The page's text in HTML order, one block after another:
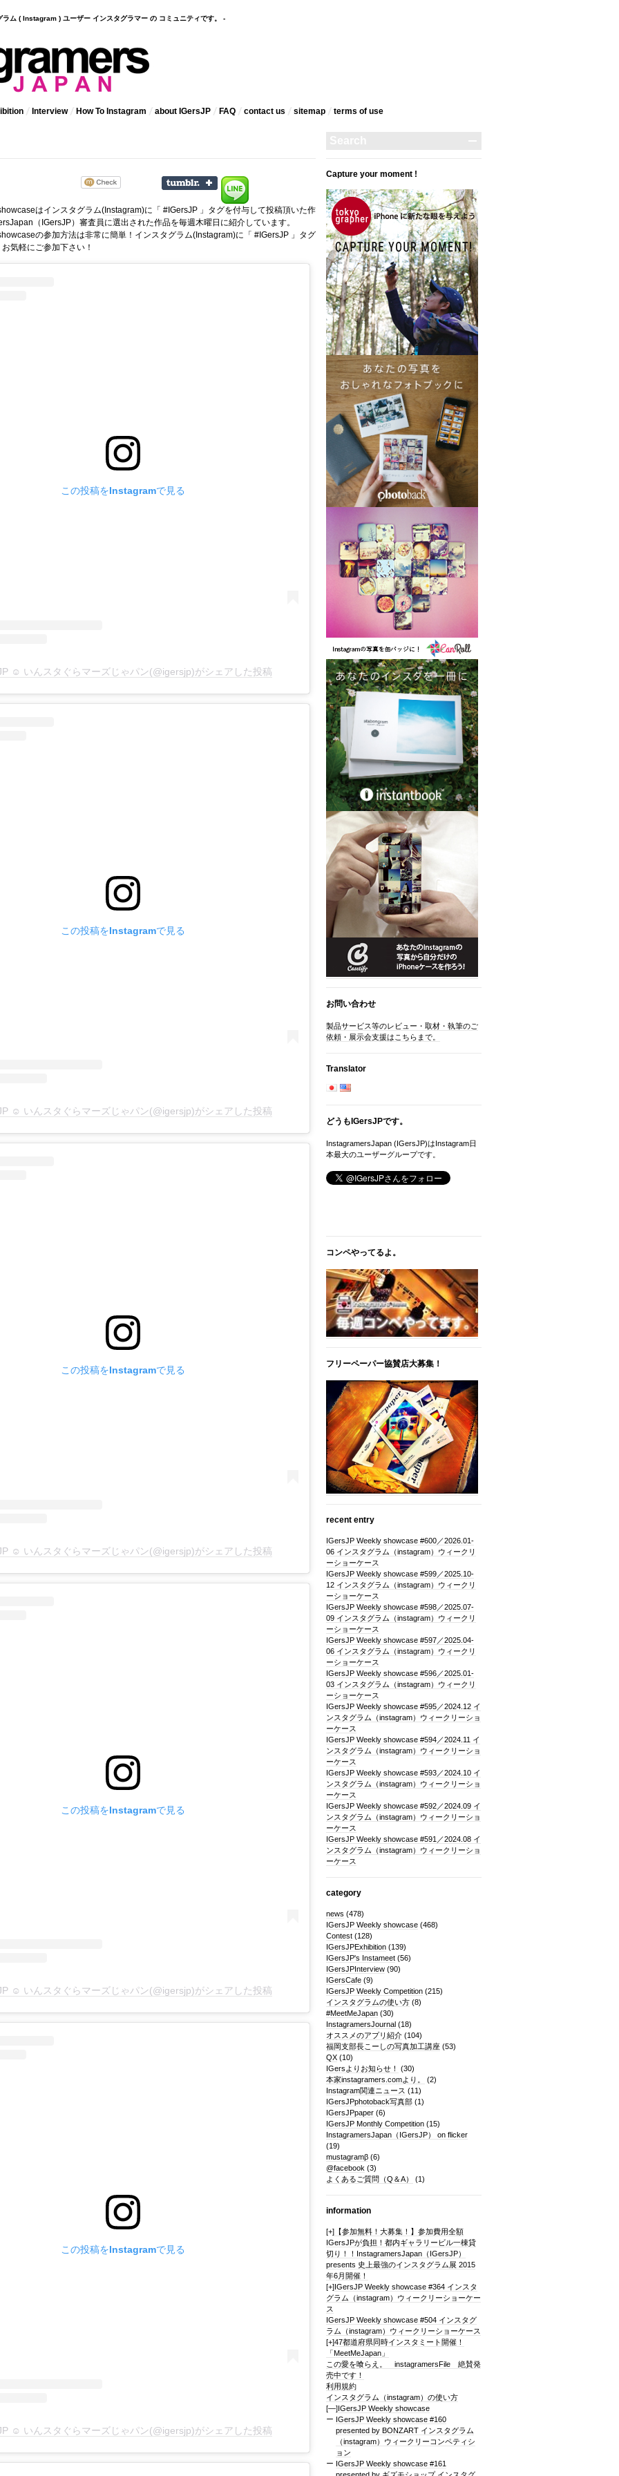
ム ( Instagram ) ユーザー インスタグラマー の コミュニティです。 -
Interview How To Instagram about IGersJP FAQ contact us sitemap terms‎ of use
はインスタグラム(Instagram)に「 #IGersJP 」タグを付与して投稿頂いた作
（IGersJP）審査員に選出された作品を毎週木曜日に紹介しています。
の参加方法は非常に簡単！インスタグラム(Instagram)に「 #IGersJP 」タグ
気軽にご参加下さい！
この投稿をInstagramで見る
☺︎ いんスタぐらマーズじゃパン(@igersjp)がシェアした投稿
この投稿をInstagramで見る
☺︎ いんスタぐらマーズじゃパン(@igersjp)がシェアした投稿
この投稿をInstagramで見る
☺︎ いんスタぐらマーズじゃパン(@igersjp)がシェアした投稿
この投稿をInstagramで見る
☺︎ いんスタぐらマーズじゃパン(@igersjp)がシェアした投稿
この投稿をInstagramで見る
☺︎ いんスタぐらマーズじゃパン(@igersjp)がシェアした投稿
Capture your moment !
お問い合わせ
製品サービス等のレビュー・取材・執筆のご
依頼・展示会支援はこちらまで。
Translator
どうもIGersJPです。
InstagramersJapan (IGersJP)はInstagram日
本最大のユーザーグループです。
コンペやってるよ。
フリーペーパー協賛店大募集！
recent entry
IGersJP Weekly showcase #600／2026.01-
06 インスタグラム（instagram）ウィークリ
ーショーケース
IGersJP Weekly showcase #599／2025.10-
12 インスタグラム（instagram）ウィークリ
ーショーケース
IGersJP Weekly showcase #598／2025.07-
09 インスタグラム（instagram）ウィークリ
ーショーケース
IGersJP Weekly showcase #597／2025.04-
06 インスタグラム（instagram）ウィークリ
ーショーケース
IGersJP Weekly showcase #596／2025.01-
03 インスタグラム（instagram）ウィークリ
ーショーケース
IGersJP Weekly showcase #595／2024.12 イ
ンスタグラム（instagram）ウィークリーショ
ーケース
IGersJP Weekly showcase #594／2024.11 イ
ンスタグラム（instagram）ウィークリーショ
ーケース
IGersJP Weekly showcase #593／2024.10 イ
ンスタグラム（instagram）ウィークリーショ
ーケース
IGersJP Weekly showcase #592／2024.09 イ
ンスタグラム（instagram）ウィークリーショ
ーケース
IGersJP Weekly showcase #591／2024.08 イ
ンスタグラム（instagram）ウィークリーショ
ーケース
category
news (478)
IGersJP Weekly showcase(468)
Contest(128)
IGersJPExhibition(139)
IGersJP's Instameet(56)
IGersJPInterview(90)
IGersCafe(9)
IGersJP Weekly Competition(215)
インスタグラムの使い方(8)
#MeetMeJapan(30)
InstagramersJournal(18)
オススメのアプリ紹介(104)
福岡支部長こーしの写真加工講座(53)
QX(10)
IGersよりお知らせ！
(30)
本家instagramers.comより。
(2)
Instagram関連ニュース (11)
IGersJPphotoback写真部(1)
IGersJPpaper(6)
IGersJP Monthly Competition(15)
InstagramersJapan（IGersJP） on flicker
(19)
mustagramβ(6)
@facebook (3)
よくあるご質問（Q＆A）
(1)
information
[+]【参加無料！大募集！】参加費用全額
IGersJPが負担！都内ギャラリービル一棟貸
切り！！InstagramersJapan（IGersJP）
presents 史上最強のインスタグラム展 2015
年6月開催！
[+]IGersJP Weekly showcase #364 インスタ
グラム（instagram）ウィークリーショーケー
ス
IGersJP Weekly showcase #504 インスタグ
ラム（instagram）ウィークリーショーケース
[+]47都道府県同時インスタミート開催！
「MeetMeJapan」
この愛を喰らえ。 instagramersFile 絶賛発
売中です！
利用規約
インスタグラム（instagram）の使い方
[—]IGersJP Weekly showcase
IGersJP Weekly showcase #160
presented by BONZART インスタグラム
（instagram）ウィークリーコンペティシ
ョン
IGersJP Weekly showcase #161